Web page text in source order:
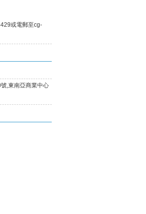
諮詢....
低....
04-23
今....
01-31
或電郵至cg-
,東南亞商業中心